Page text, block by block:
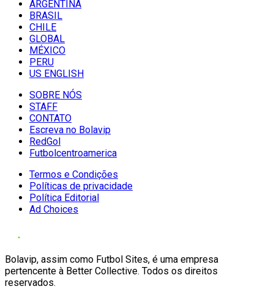
ARGENTINA
BRASIL
CHILE
GLOBAL
MÉXICO
PERU
US ENGLISH
SOBRE NÓS
STAFF
CONTATO
Escreva no Bolavip
RedGol
Futbolcentroamerica
Termos e Condições
Políticas de privacidade
Política Editorial
Ad Choices
Bolavip, assim como Futbol Sites, é uma empresa
pertencente à Better Collective. Todos os direitos
reservados.